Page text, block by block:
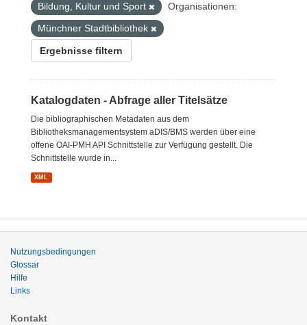
Bildung, Kultur und Sport
Organisationen:
Münchner Stadtbibliothek
Ergebnisse filtern
Katalogdaten - Abfrage aller Titelsätze
Die bibliographischen Metadaten aus dem
Bibliotheksmanagementsystem aDIS/BMS werden über eine
offene OAI-PMH API Schnittstelle zur Verfügung gestellt. Die
Schnittstelle wurde in...
XML
Nutzungsbedingungen
Glossar
Hilfe
Links
Kontakt